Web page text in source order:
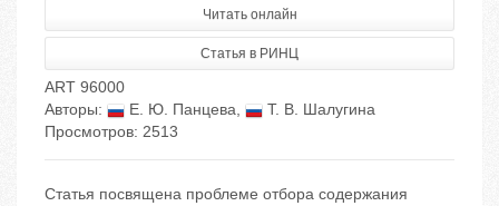
Читать онлайн
Статья в РИНЦ
ART 96000
Авторы:
Е. Ю. Панцева,
Т. В. Шалугина
Просмотров: 2513
Статья посвящена проблеме отбора содержания